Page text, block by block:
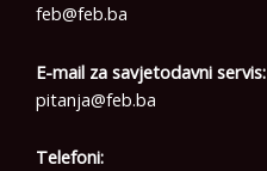
feb@feb.ba
E-mail za savjetodavni servis:
pitanja@feb.ba
Telefoni: